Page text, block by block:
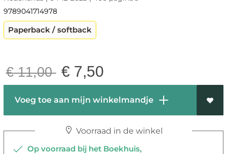
9789041714978
Paperback / softback
€11,00 € 7,50
Voeg toe aan mijn winkelmandje
Voorraad in de winkel
Op voorraad bij het Boekhuis,